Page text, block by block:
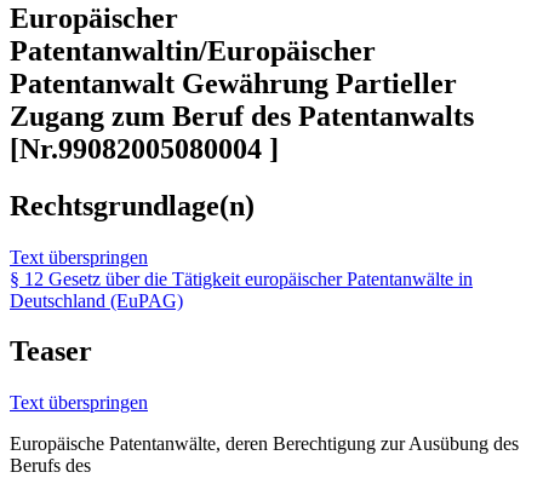
Europäischer
Patentanwaltin/Europäischer
Patentanwalt Gewährung Partieller
Zugang zum Beruf des Patentanwalts
[Nr.99082005080004 ]
Rechtsgrundlage(n)
Text überspringen
§ 12 Gesetz über die Tätigkeit europäischer Patentanwälte in
Deutschland (EuPAG)
Teaser
Text überspringen
Europäische Patentanwälte, deren Berechtigung zur Ausübung des
Berufs des